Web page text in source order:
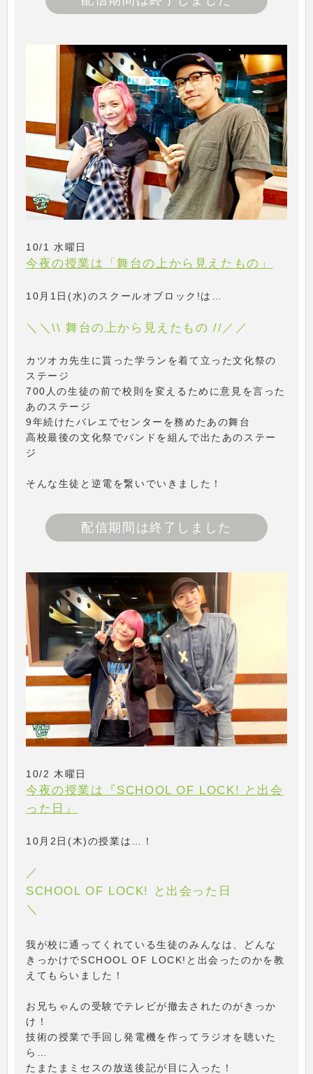
10/1 水曜日
今夜の授業は「舞台の上から見えたもの」
10月1日(水)のスクールオブロック!は…
＼＼\\ 舞台の上から見えたもの //／／
カツオカ先生に貰った学ランを着て立った文化祭の
ステージ
700人の生徒の前で校則を変えるために意見を言った
あのステージ
9年続けたバレエでセンターを務めたあの舞台
高校最後の文化祭でバンドを組んで出たあのステー
ジ
そんな生徒と逆電を繋いでいきました！
配信期間は終了しました
10/2 木曜日
今夜の授業は『SCHOOL OF LOCK! と出会
った日』
10月2日(木)の授業は…！
／
SCHOOL OF LOCK! と出会った日
＼
我が校に通ってくれている生徒のみんなは、どんな
きっかけでSCHOOL OF LOCK!と出会ったのかを教
えてもらいました！
お兄ちゃんの受験でテレビが撤去されたのがきっか
け！
技術の授業で手回し発電機を作ってラジオを聴いた
ら…
たまたまミセスの放送後記が目に入った！